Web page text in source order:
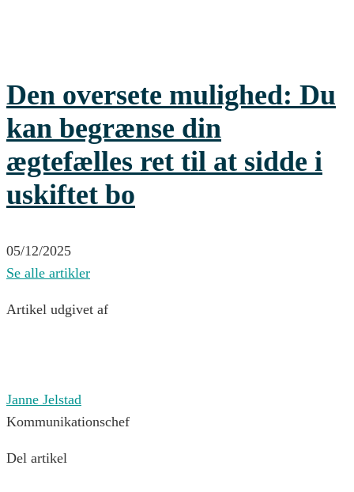
Den oversete mulighed: Du
kan begrænse din
ægtefælles ret til at sidde i
uskiftet bo
05/12/2025
Se alle artikler
Artikel udgivet af
Janne Jelstad
Kommunikationschef
Del artikel